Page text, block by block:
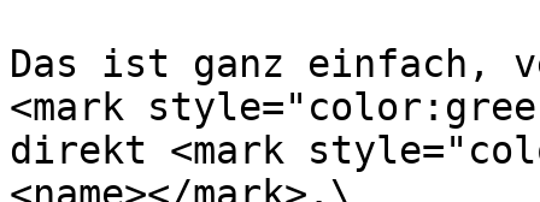
Das ist ganz einfach,
<mark
direkt <mark